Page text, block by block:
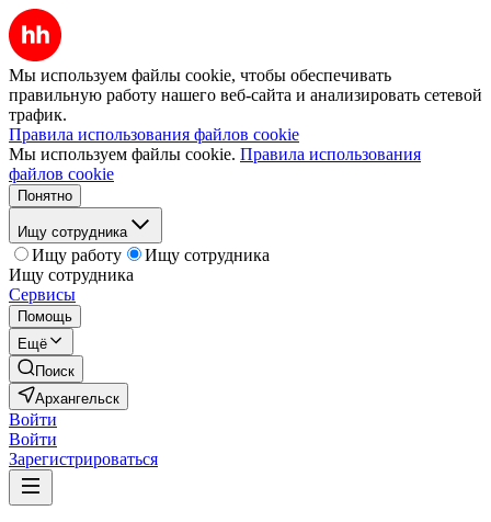
Мы используем файлы cookie, чтобы обеспечивать
правильную работу нашего веб-сайта и анализировать сетевой
трафик.
Правила использования файлов cookie
Мы используем файлы cookie. Правила использования
файлов cookie
Понятно
Ищу сотрудника
Ищу работу
Ищу сотрудника
Ищу сотрудника
Сервисы
Помощь
Ещё
Поиск
Архангельск
Войти
Войти
Зарегистрироваться